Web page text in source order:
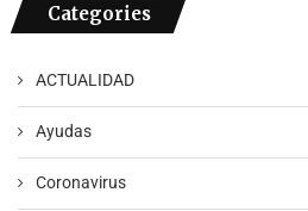
Categories
ACTUALIDAD
Ayudas
Coronavirus